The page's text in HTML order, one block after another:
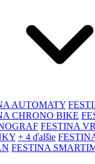
AUTOMATY
CHRONO BIKE
FESTINA
+ 4 ďalšie
FESTINA